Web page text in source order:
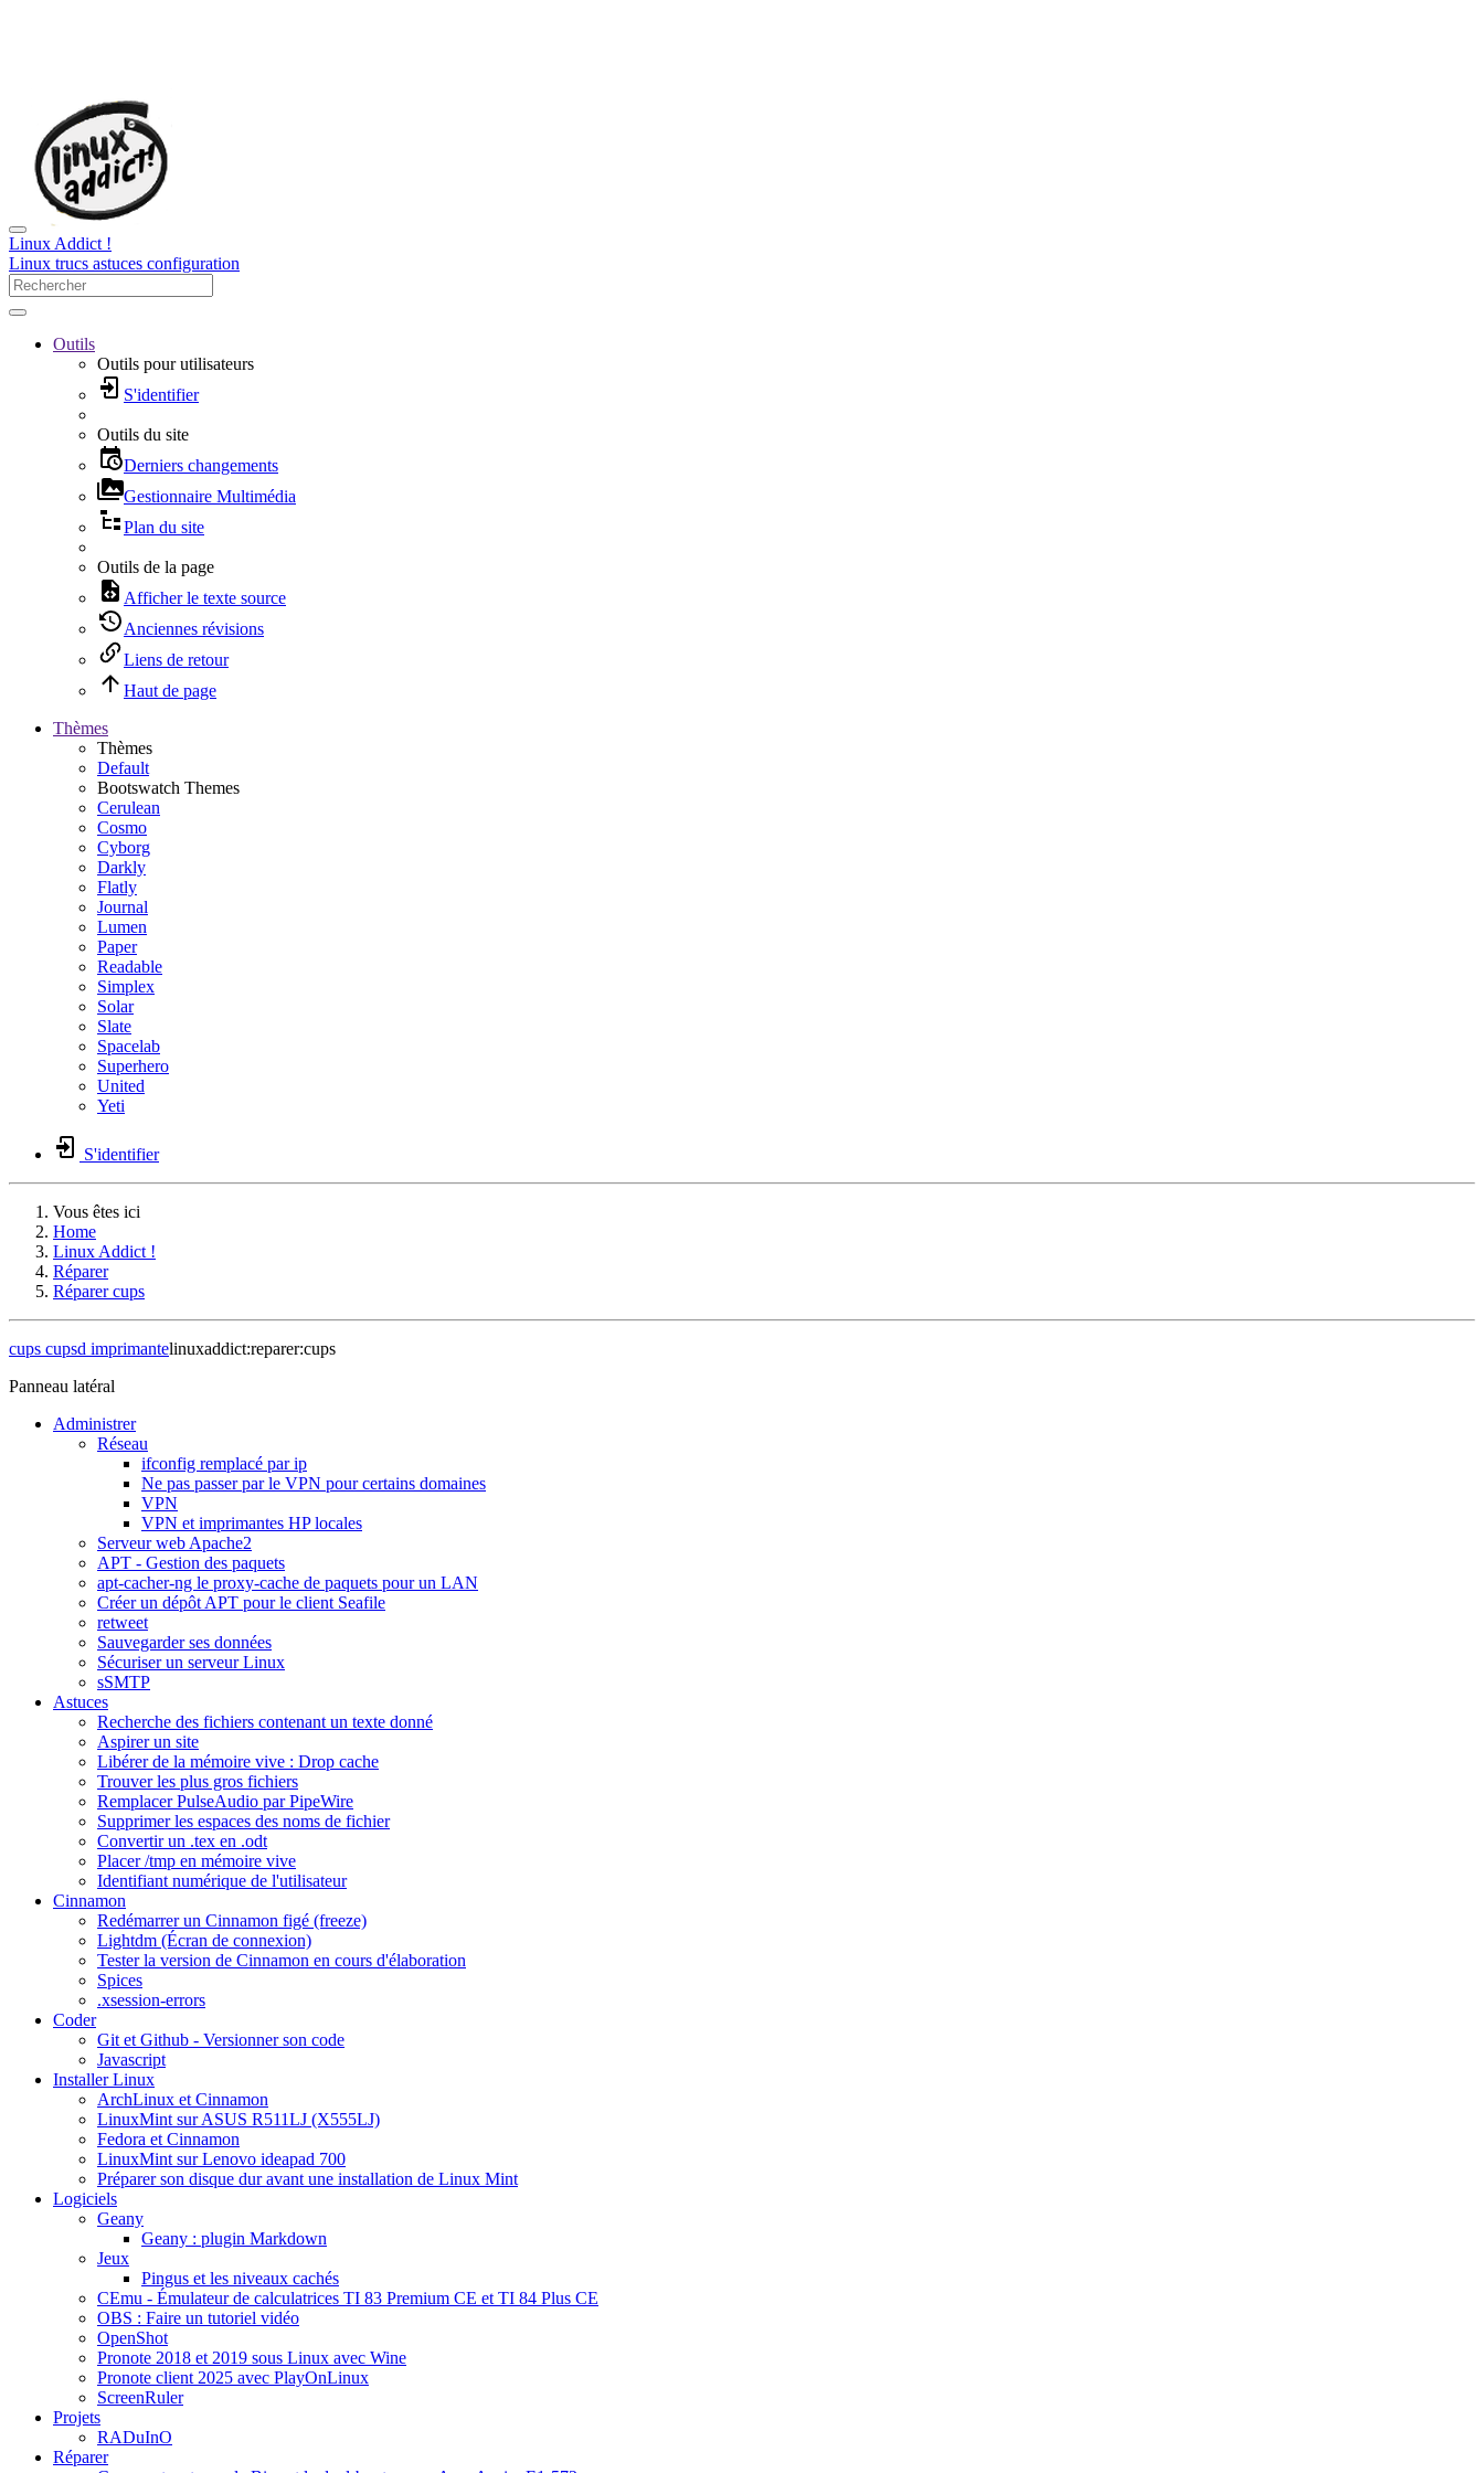
Linux Addict !
Linux trucs astuces configuration
Outils
Outils pour utilisateurs
S'identifier
Outils du site
Derniers changements
Gestionnaire Multimédia
Plan du site
Outils de la page
Afficher le texte source
Anciennes révisions
Liens de retour
Haut de page
Thèmes
Thèmes
Default
Bootswatch Themes
Cerulean
Cosmo
Cyborg
Darkly
Flatly
Journal
Lumen
Paper
Readable
Simplex
Solar
Slate
Spacelab
Superhero
United
Yeti
S'identifier
Vous êtes ici
Home
Linux Addict !
Réparer
Réparer cups
cups cupsd imprimantelinuxaddict:reparer:cups
Panneau latéral
Administrer
Réseau
ifconfig remplacé par ip
Ne pas passer par le VPN pour certains domaines
VPN
VPN et imprimantes HP locales
Serveur web Apache2
APT - Gestion des paquets
apt-cacher-ng le proxy-cache de paquets pour un LAN
Créer un dépôt APT pour le client Seafile
retweet
Sauvegarder ses données
Sécuriser un serveur Linux
sSMTP
Astuces
Recherche des fichiers contenant un texte donné
Aspirer un site
Libérer de la mémoire vive : Drop cache
Trouver les plus gros fichiers
Remplacer PulseAudio par PipeWire
Supprimer les espaces des noms de fichier
Convertir un .tex en .odt
Placer /tmp en mémoire vive
Identifiant numérique de l'utilisateur
Cinnamon
Redémarrer un Cinnamon figé (freeze)
Lightdm (Écran de connexion)
Tester la version de Cinnamon en cours d'élaboration
Spices
.xsession-errors
Coder
Git et Github - Versionner son code
Javascript
Installer Linux
ArchLinux et Cinnamon
LinuxMint sur ASUS R511LJ (X555LJ)
Fedora et Cinnamon
LinuxMint sur Lenovo ideapad 700
Préparer son disque dur avant une installation de Linux Mint
Logiciels
Geany
Geany : plugin Markdown
Jeux
Pingus et les niveaux cachés
CEmu - Émulateur de calculatrices TI 83 Premium CE et TI 84 Plus CE
OBS : Faire un tutoriel vidéo
OpenShot
Pronote 2018 et 2019 sous Linux avec Wine
Pronote client 2025 avec PlayOnLinux
ScreenRuler
Projets
RADuInO
Réparer